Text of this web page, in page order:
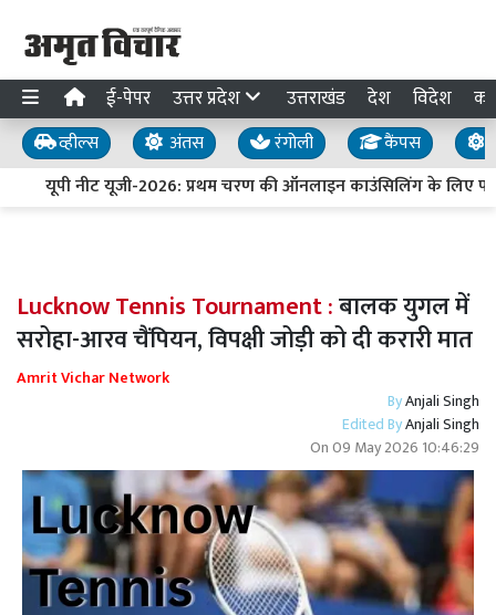
ई-पेपर उत्तर प्रदेश उत्तराखंड देश विदेश
व्हील्स अंतस रंगोली कैंपस
यूपी नीट यूजी-2026: प्रथम चरण की ऑनलाइन काउंसिलिंग के लिए
Lucknow Tennis Tournament :बालक युगल में
सरोहा-आरव चैंपियन, विपक्षी जोड़ी को दी करारी मात
Amrit Vichar Network
ByAnjali Singh
Edited ByAnjali Singh
On09 May 2026 10:46:29